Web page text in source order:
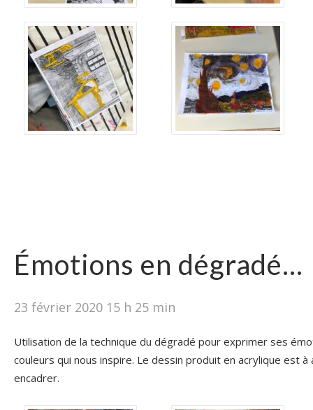
Émotions en dégradé…
23 février 2020 15 h 25 min
Utilisation de la technique du dégradé pour exprimer ses
couleurs qui nous inspire. Le dessin produit en acrylique est
encadrer.